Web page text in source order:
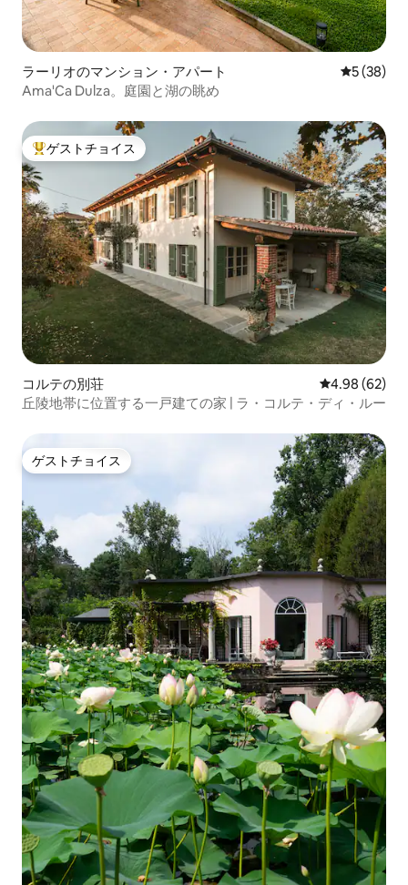
ラーリオのマンション・アパート レビュー
5 (38)
Ama'Ca Dulza。庭園と湖の眺め
大好評のゲストチョイスです。
ゲストチョイス
コルテの別荘 レビュー62
4.98 (62)
丘陵地帯に位置する一戸建ての家 | ラ・コルテ・ディ・ルー
ゲストチョイス
ゲストチョイス